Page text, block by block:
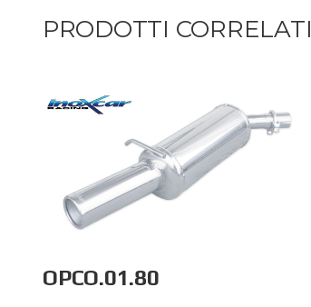
PRODOTTI CORRELATI
OPCO.01.80